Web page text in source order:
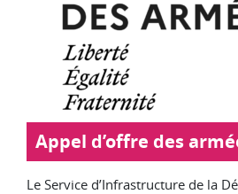
Appel d’offre des
Le Service d’Infrastructure de la